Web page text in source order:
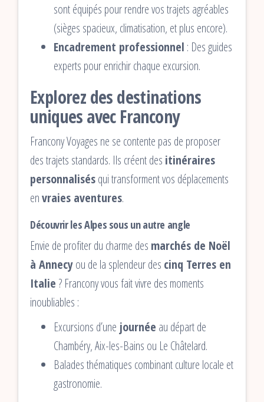
sont équipés pour rendre vos trajets agréables
(sièges spacieux, climatisation, et plus encore).
Encadrement professionnel : Des guides
experts pour enrichir chaque excursion.
Explorez des destinations
uniques avec Francony
Francony Voyages ne se contente pas de proposer
des trajets standards. Ils créent des itinéraires
personnalisésqui transforment vos déplacements
envraies aventures.
Découvrir les Alpes sous un autre angle
Envie de profiter du charme des marchés de Noël
à Annecyou de la splendeur des cinq Terres en
Italie ? Francony vous fait vivre des moments
inoubliables :
Excursions d’une journée au départ de
Chambéry, Aix-les-Bains ou Le Châtelard.
Balades thématiques combinant culture locale et
gastronomie.